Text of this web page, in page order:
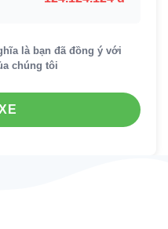
là bạn đã đồng ý với
chúng tôi